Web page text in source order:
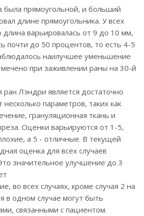
была прямоугольной, и больший
длине прямоугольника. У всех
длина варьировалась от 9 до 10 мм,
почти до 50 процентов, то есть 4-5
наилучшее уменьшение
при заживлении раны на 30-й
Лэндри является достаточно
параметров, таких как
грануляционная ткань и
Оценки варьируются от 1-5,
а 5 - отличные. В текущей
оценка для всех случаев
значительное улучшение до 3
во всех случаях, кроме случая 2 на
в одном случае могут быть
связанными с пациентом.